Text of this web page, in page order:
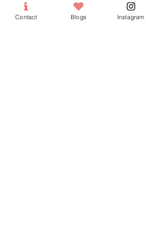
Recent Posts
Contact Blogs Instagram